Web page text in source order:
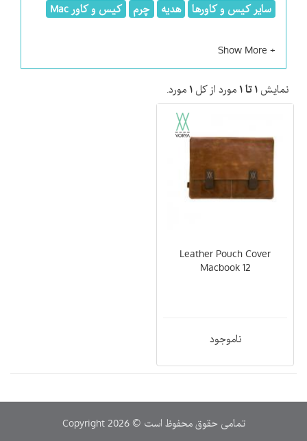
سایر کیس و کاورها
هدیه چرم کیس و کاور Mac
نمایش ۱ تا ۱ مورد از کل ۱ مورد.
Leather Pouch Cover
Macbook 12
ناموجود
Copyright 2026 © تمامی حقوق محفوظ است